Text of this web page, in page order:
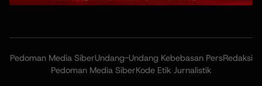
Pedoman Media SiberUndang-Undang Kebebasan PersRedaksi
Pedoman Media SiberKode Etik Jurnalistik